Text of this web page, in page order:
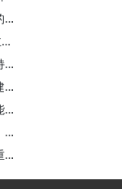
赵春华：中国时尚传播学自主知识体系的内在逻辑与实践路径
刘凯：以“四个统一”推进国家安全学自主知识体系构建
姚喜双：自主知识体系构建下的播音主持高等专业教育研究
封丽霞：论中国法理学自主知识体系的建构
刘越：当算法开始参与决策——人工智能重塑全球治理的底层逻辑
杨洁勉：中国区域国别学自主知识体系：本原、借鉴和建构
慈祥：AI时代的电影作者与观众主体性重构